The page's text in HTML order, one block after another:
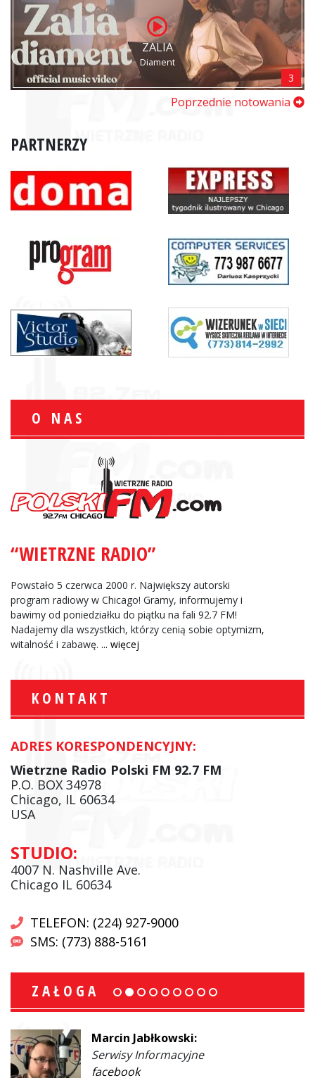
ZALIA
Diament
3
Poprzednie notowania
PARTNERZY
O NAS
“WIETRZNE RADIO”
Powstało 5 czerwca 2000 r. Największy autorski
program radiowy w Chicago! Gramy, informujemy i
bawimy od poniedziałku do piątku na fali 92.7 FM!
Nadajemy dla wszystkich, którzy cenią sobie optymizm,
witalność i zabawę. ... więcej
KONTAKT
ADRES KORESPONDENCYJNY:
Wietrzne Radio Polski FM 92.7 FM
P.O. BOX 34978
Chicago, IL 60634
USA
STUDIO:
4007 N. Nashville Ave.
Chicago IL 60634
TELEFON: (224) 927-9000
SMS: (773) 888-5161
ZAŁOGA
Marcin Jabłkowski:
Serwisy Informacyjne
facebook